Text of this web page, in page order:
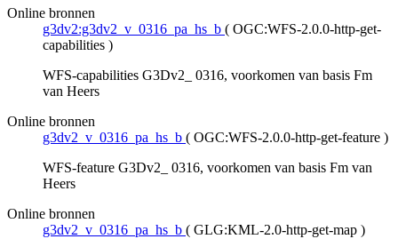
Online bronnen
g3dv2:g3dv2_v_0316_pa_hs_b ( OGC:WFS-2.0.0-http-get-
capabilities )
WFS-capabilities G3Dv2_ 0316, voorkomen van basis Fm
van Heers
Online bronnen
g3dv2_v_0316_pa_hs_b ( OGC:WFS-2.0.0-http-get-feature )
WFS-feature G3Dv2_ 0316, voorkomen van basis Fm van
Heers
Online bronnen
g3dv2_v_0316_pa_hs_b ( GLG:KML-2.0-http-get-map )